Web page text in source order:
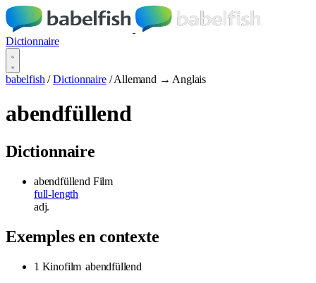
Dictionnaire
babelfish / Dictionnaire / Allemand → Anglais
abendfüllend
Dictionnaire
abendfüllend Film
full-length
adj.
Exemples en contexte
1 Kinofilm abendfüllend